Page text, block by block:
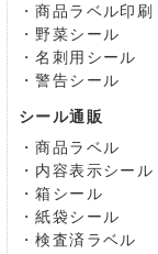
商品ラベル印刷
野菜シール
名刺用シール
警告シール
シール通販
商品ラベル
内容表示シール
箱シール
紙袋シール
検査済ラベル